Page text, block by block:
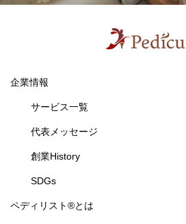
企業情報
サービス一覧
代表メッセージ
創業History
SDGs
ペディリスト®とは